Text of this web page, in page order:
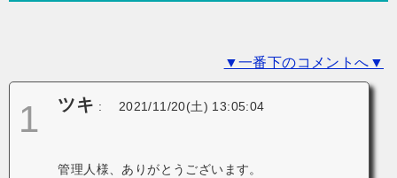
▼一番下のコメントへ▼
1 ツキ : 2021/11/20(土) 13:05:04
管理人様、ありがとうございます。